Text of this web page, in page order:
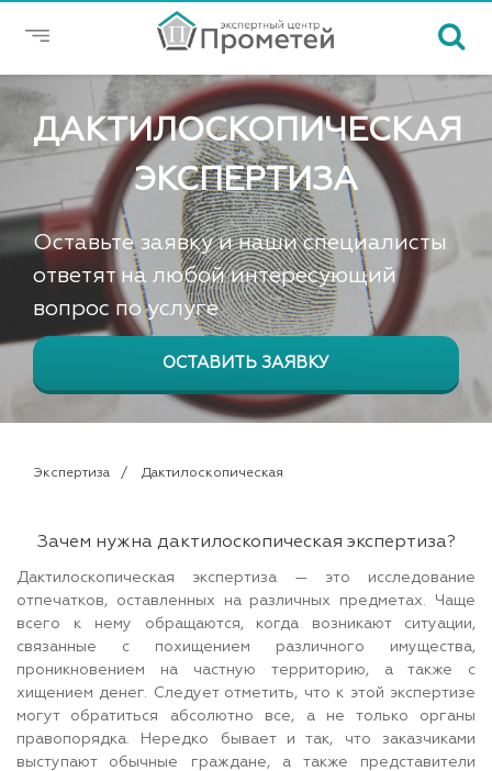
ДАКТИЛОСКОПИЧЕСКАЯ
ЭКСПЕРТИЗА
Оставьте заявку и наши специалисты
ответят на любой интересующий
вопрос по услуге
ОСТАВИТЬ ЗАЯВКУ
Экспертиза Дактилоскопическая
Зачем нужна дактилоскопическая экспертиза?
Дактилоскопическая экспертиза — это исследование
отпечатков, оставленных на различных предметах. Чаще
всего к нему обращаются, когда возникают ситуации,
связанные с похищением различного имущества,
проникновением на частную территорию, а также с
хищением денег. Следует отметить, что к этой экспертизе
могут обратиться абсолютно все, а не только органы
правопорядка. Нередко бывает и так, что заказчиками
выступают обычные граждане, а также представители